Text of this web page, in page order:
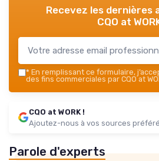
Recevez les dernières
CQO at
* En remplissant ce formulaire,
des fins commerciales par CQO at
CQO at WORK !
Ajoutez-nous à vos sources
Parole d'experts